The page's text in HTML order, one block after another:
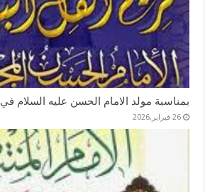
بمناسبة مولد الامام الحسن عليه السلام في 15 شهر رمضان
26 فبراير,2026